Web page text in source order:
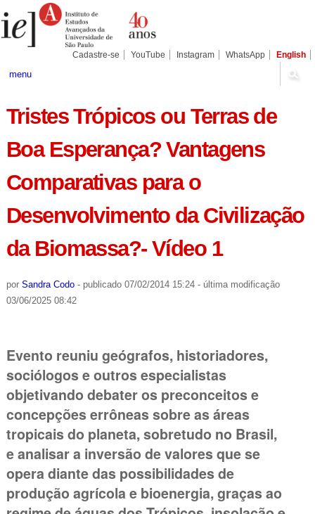
para
conteúdo.
Pessoais
Cadastre-se YouTube Instagram WhatsApp English
menu
Tristes Trópicos ou Terras de
Boa Esperança? Vantagens
Comparativas para o
Desenvolvimento da Civilização
da Biomassa?- Vídeo 1
por Sandra Codo - publicado07/02/2014 15:24 - última modificação
03/06/2025 08:42
Evento reuniu geógrafos, historiadores,
sociólogos e outros especialistas
objetivando debater os preconceitos e
concepções errôneas sobre as áreas
tropicais do planeta, sobretudo no Brasil,
e analisar a inversão de valores que se
opera diante das possibilidades de
produção agrícola e bioenergia, graças ao